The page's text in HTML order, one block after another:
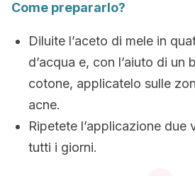
Come prepararlo?
Diluite l’aceto di mele in
d’acqua e, con l’aiuto di un
cotone, applicatelo sulle
acne.
Ripetete l’applicazione due
tutti i giorni.